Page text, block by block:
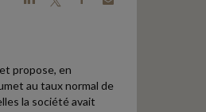
propose, en
au taux normal de
la société avait